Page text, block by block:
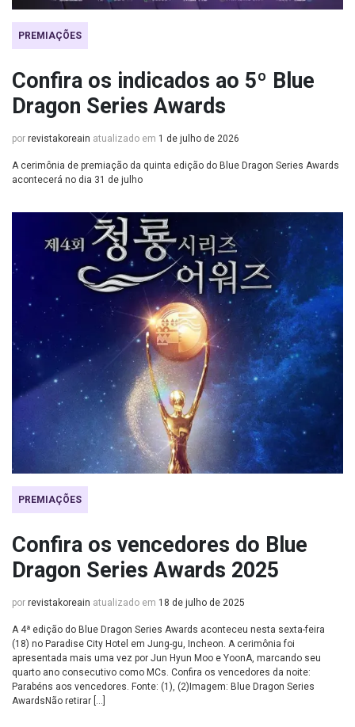
PREMIAÇÕES
Confira os indicados ao 5º Blue
Dragon Series Awards
por revistakoreain atualizado em 1 de julho de 2026
A cerimônia de premiação da quinta edição do Blue Dragon Series Awards
acontecerá no dia 31 de julho
PREMIAÇÕES
Confira os vencedores do Blue
Dragon Series Awards 2025
por revistakoreain atualizado em 18 de julho de 2025
A 4ª edição do Blue Dragon Series Awards aconteceu nesta sexta-feira
(18) no Paradise City Hotel em Jung-gu, Incheon. A cerimônia foi
apresentada mais uma vez por Jun Hyun Moo e YoonA, marcando seu
quarto ano consecutivo como MCs. Confira os vencedores da noite:
Parabéns aos vencedores. Fonte: (1), (2)Imagem: Blue Dragon Series
AwardsNão retirar […]